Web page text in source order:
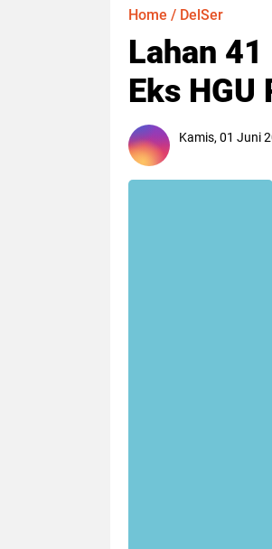
Home / DelSer
Lahan
Eks HGU
Kamis, 01 Juni